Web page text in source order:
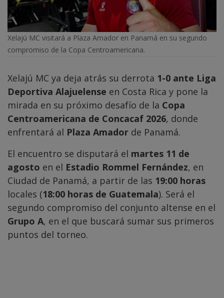
Xelajú MC visitará a Plaza Amador en Panamá en su segundo
compromiso de la Copa Centroamericana.
Xelajú MC ya deja atrás su derrota 1-0 ante Liga
Deportiva Alajuelense en Costa Rica y pone la
mirada en su próximo desafío de la Copa
Centroamericana de Concacaf 2026, donde
enfrentará al Plaza Amador de Panamá.
El encuentro se disputará el martes 11 de
agosto en el Estadio Rommel Fernández, en
Ciudad de Panamá, a partir de las 19:00 horas
locales (18:00 horas de Guatemala). Será el
segundo compromiso del conjunto altense en el
Grupo A, en el que buscará sumar sus primeros
puntos del torneo.